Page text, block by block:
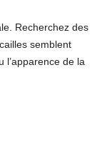
Recherchez des
semblent
l’apparence de la